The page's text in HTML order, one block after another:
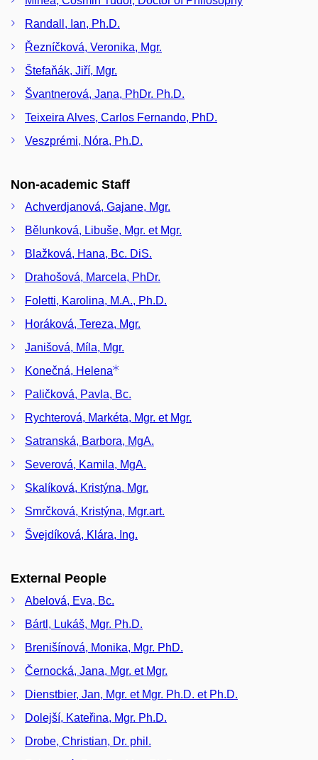
Randall, Ian, Ph.D.
Řezníčková, Veronika, Mgr.
Štefaňák, Jiří, Mgr.
Švantnerová, Jana, PhDr. Ph.D.
Teixeira Alves, Carlos Fernando, PhD.
Veszprémi, Nóra, Ph.D.
Non-academic Staff
Achverdjanová, Gajane, Mgr.
Bělunková, Libuše, Mgr. et Mgr.
Blažková, Hana, Bc. DiS.
Drahošová, Marcela, PhDr.
Foletti, Karolina, M.A., Ph.D.
Horáková, Tereza, Mgr.
Janišová, Míla, Mgr.
Konečná, Helena
Paličková, Pavla, Bc.
Rychterová, Markéta, Mgr. et Mgr.
Satranská, Barbora, MgA.
Severová, Kamila, MgA.
Skalíková, Kristýna, Mgr.
Smrčková, Kristýna, Mgr.art.
Švejdíková, Klára, Ing.
External People
Abelová, Eva, Bc.
Bártl, Lukáš, Mgr. Ph.D.
Brenišínová, Monika, Mgr. PhD.
Černocká, Jana, Mgr. et Mgr.
Dienstbier, Jan, Mgr. et Mgr. Ph.D. et Ph.D.
Dolejší, Kateřina, Mgr. Ph.D.
Drobe, Christian, Dr. phil.